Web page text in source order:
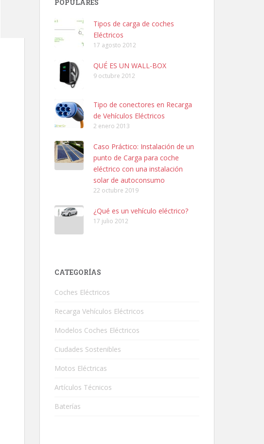
POPULARES
Tipos de carga de coches
Eléctricos
17 agosto 2012
QUÉ ES UN WALL-BOX
9 octubre 2012
Tipo de conectores en Recarga
de Vehículos Eléctricos
2 enero 2013
Caso Práctico: Instalación de un
punto de Carga para coche
eléctrico con una instalación
solar de autoconsumo
22 octubre 2019
¿Qué es un vehículo eléctrico?
17 julio 2012
CATEGORÍAS
Coches Eléctricos
Recarga Vehículos Eléctricos
Modelos Coches Eléctricos
Ciudades Sostenibles
Motos Eléctricas
Artículos Técnicos
Baterías